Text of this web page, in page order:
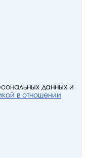
данных и
в отношении